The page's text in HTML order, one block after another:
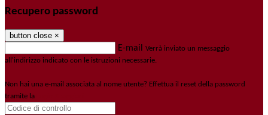
Recupero password
button close ×
E-mail Verrà inviato un messaggio
all'indirizzo indicato con le istruzioni necessarie.
Non hai una e-mail associata al nome utente? Effettua il reset della password
tramite la